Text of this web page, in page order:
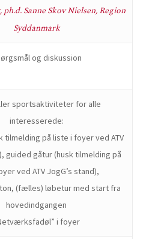
Sanne Skov Nielsen, Region
Syddanmark
og diskussion
sportsaktiviteter for alle
interesserede:
tilmelding på liste i foyer ved ATV
guided gåtur (husk tilmelding på
ved ATV JogG’s stand),
(fælles) løbetur med start fra
hovedindgangen
i foyer